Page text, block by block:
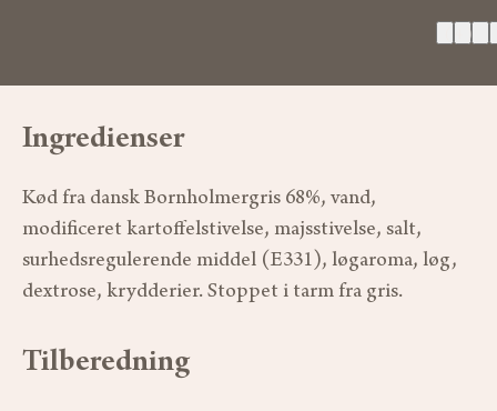
(4)
Ingredienser
Kød fra dansk Bornholmergris 68%, vand,
modificeret kartoffelstivelse, majsstivelse, salt,
surhedsregulerende middel (E331), løgaroma, løg,
dextrose, krydderier. Stoppet i tarm fra gris.
Tilberedning